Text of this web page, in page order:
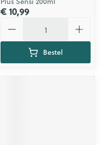
€ 10,99
Bestel